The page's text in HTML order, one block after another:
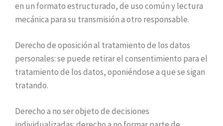
en un formato estructurado, de uso común y lectura
mecánica para su transmisión a otro responsable.
Derecho de oposición al tratamiento de los datos
personales: se puede retirar el consentimiento para el
tratamiento de los datos, oponiéndose a que se sigan
tratando.
Derecho a no ser objeto de decisiones